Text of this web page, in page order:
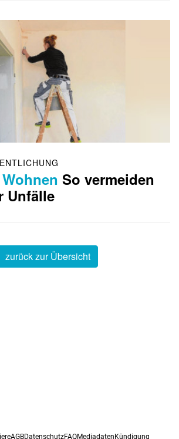
So vermeiden
Unfälle
zurück zur Übersicht
AGBDatenschutzFAQMediadaten Kündigung